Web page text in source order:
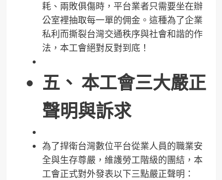
耗、兩敗俱傷時，平台業者只需要坐在辦
公室裡抽取每一單的佣金。這種為了企業
私利而撕裂台灣交通秩序與社會和諧的作
法，本工會絕對反對到底！
五、 本工會三大嚴正
聲明與訴求
為了捍衛台灣數位平台從業人員的職業安
全與生存尊嚴，維護勞工階級的團結，本
工會正式對外發表以下三點嚴正聲明：